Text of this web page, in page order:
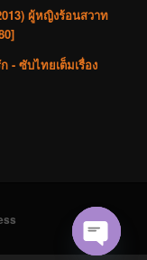
ผู้หญิงร้อนสวาท
- ซับไทยเต็มเรื่อง